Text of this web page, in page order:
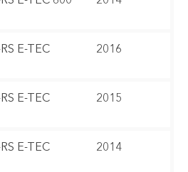
E-TEC
2016
E-TEC
2015
E-TEC
2014